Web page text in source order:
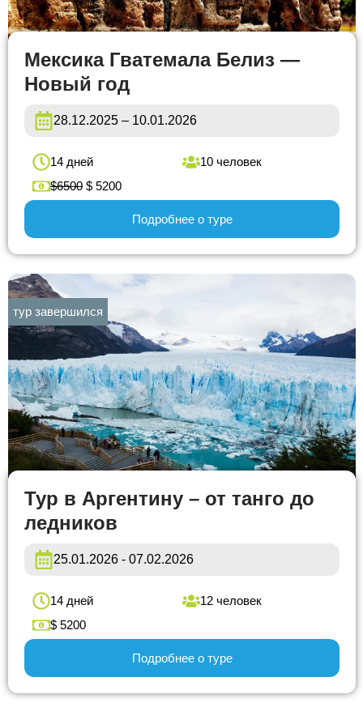
Мексика Гватемала Белиз —
Новый год
28.12.2025 – 10.01.2026
14 дней
10 человек
$6500 $ 5200
Подробнее о туре
тур завершился
Тур в Аргентину – от танго до
ледников
25.01.2026 - 07.02.2026
14 дней
12 человек
$ 5200
Подробнее о туре